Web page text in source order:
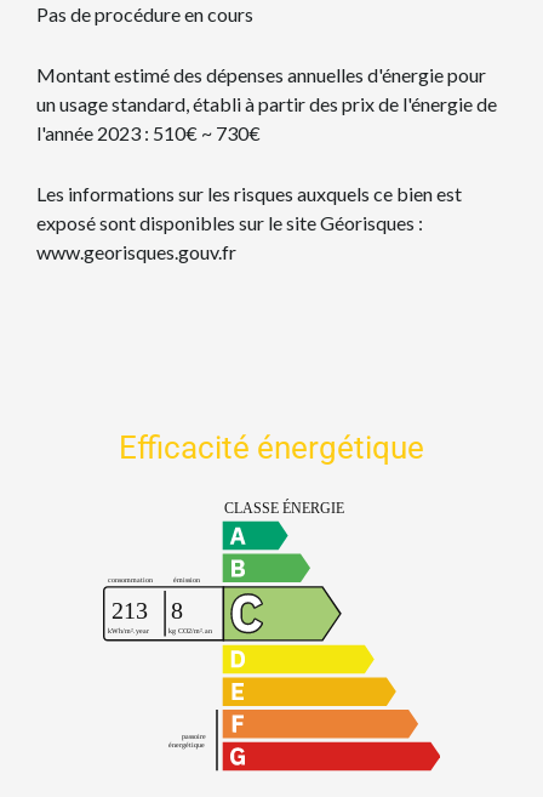
Pas de procédure en cours
Montant estimé des dépenses annuelles d'énergie pour
un usage standard, établi à partir des prix de l'énergie de
l'année 2023 : 510€ ~ 730€
Les informations sur les risques auxquels ce bien est
exposé sont disponibles sur le site Géorisques :
www.georisques.gouv.fr
Efficacité énergétique